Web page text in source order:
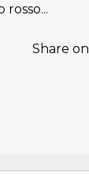
rosso...
Share on